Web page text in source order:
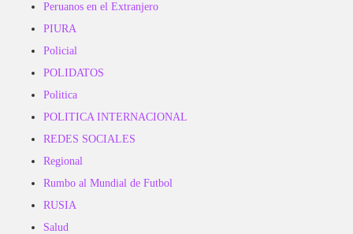
Peruanos en el Extranjero
PIURA
Policial
POLIDATOS
Politica
POLITICA INTERNACIONAL
REDES SOCIALES
Regional
Rumbo al Mundial de Futbol
RUSIA
Salud